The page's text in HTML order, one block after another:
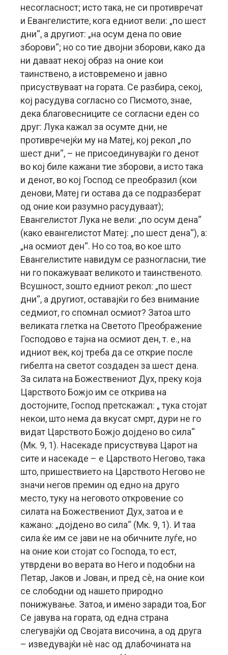
несогласност; исто така, не си противречат
и Евангелистите, кога едниот вели: „по шест
дни“, а другиот: „на осум дена по овие
зборови“; но со тие двојни зборови, како да
ни даваат некој образ на оние кои
таинствено, а истовремено и јавно
присуствуваат на гората. Се разбира, секој,
кој расудува согласно со Писмото, знае,
дека благовесниците се согласни еден со
друг: Лука кажал за осумте дни, не
противречејќи му на Матеј, кој рекол „по
шест дни“, – не присоединувајќи го денот
во кој биле кажани тие зборови, а исто така
и денот, во кој Господ се преобразил (кои
денови, Матеј ги остава да се подразберат
од оние кои разумно расудуваат);
Евангелистот Лука не вели: „по осум дена“
(како евангелистот Матеј: „по шест дена“), а:
„на осмиот ден“. Но со тоа, во кое што
Евангелистите навидум се разногласни, тие
ни го покажуваат великото и таинственото.
Всушност, зошто едниот рекол: „по шест
дни“, а другиот, оставајќи го без внимание
седмиот, го спомнал осмиот? Затоа што
великата глетка на Светото Преображение
Господово е тајна на осмиот ден, т. е., на
идниот век, кој треба да се открие после
гибелта на светот создаден за шест дена.
За силата на Божествениот Дух, преку која
Царството Божјо им се открива на
достојните, Господ претскажал: „ тука стојат
некои, што нема да вкусат смрт, дури не го
видат Царството Божјо дојдено во сила“
(Мк. 9, 1). Насекаде присуствува Царот на
сите и насекаде – е Царството Негово, така
што, пришествието на Царството Негово не
значи негов премин од едно на друго
место, туку на неговото откровение со
силата на Божествениот Дух, затоа и е
кажано: „дојдено во сила“ (Мк. 9, 1). И таа
сила ќе им се јави не на обичните луѓе, но
на оние кои стојат со Господа, то ест,
утврдени во верата во Него и подобни на
Петар, Јаков и Јован, и пред сè, на оние кои
се слободни од нашето природно
понижување. Затоа, и имено заради тоа, Бог
Се јавува на гората, од една страна
слегувајќи од Својата височина, а од друга
– изведувајќи нè нас од длабочината на